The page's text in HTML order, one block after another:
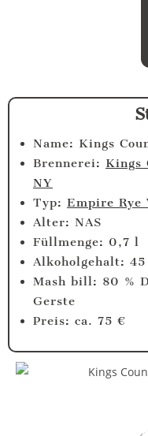
Name: Kings
Brennerei: Kings
NY
Typ: Empire Rye
Alter: NAS
Füllmenge: 0,7 l
Alkoholgehalt:
Mash bill: 80 %
Gerste
Preis: ca. 75 €